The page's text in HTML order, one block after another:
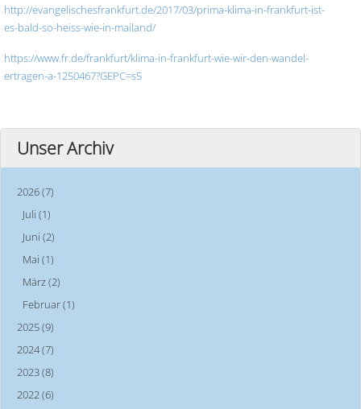
http://evangelischesfrankfurt.de/2017/03/prima-klima-in-frankfurt-ist-
es-bald-so-heiss-wie-in-mailand/
https://www.fr.de/frankfurt/klima-in-frankfurt-wie-wir-den-wandel-
ertragen-a-1250467?GEPC=s5
Unser Archiv
2026 (7)
Juli (1)
Juni (2)
Mai (1)
März (2)
Februar (1)
2025 (9)
2024 (7)
2023 (8)
2022 (6)